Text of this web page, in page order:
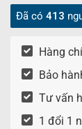
Đã có 413
Hàng
Bảo
Tư vấn
1 đổi 1